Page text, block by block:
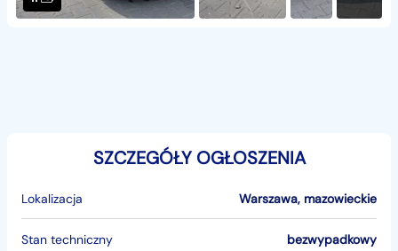
SZCZEGÓŁY OGŁOSZENIA
Lokalizacja Warszawa, mazowieckie
Stan techniczny bezwypadkowy